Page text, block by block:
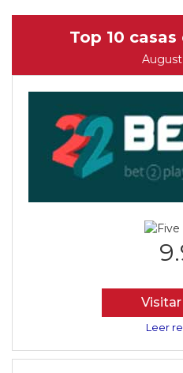
Top 10
Leer